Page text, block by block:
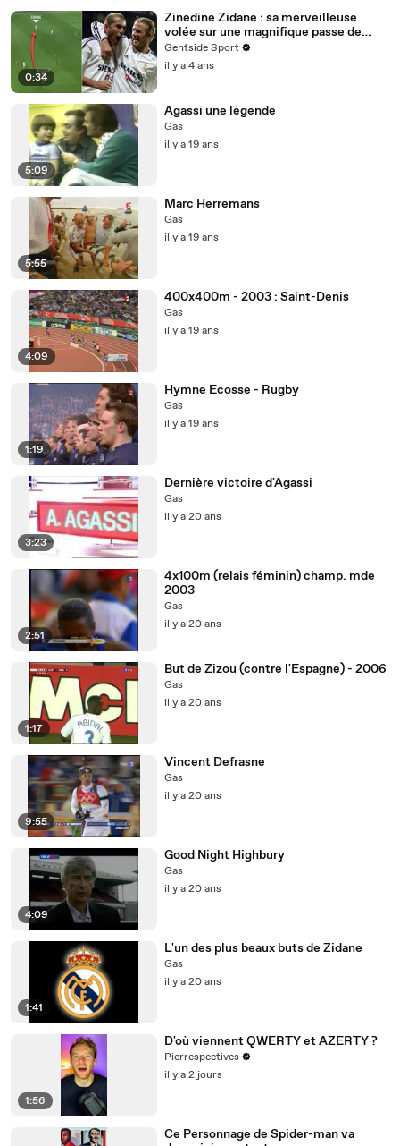
0:34
Zinedine Zidane : sa merveilleuse
volée sur une magnifique passe de
David Beckam
Gentside Sport
il y a 4 ans
5:09
Agassi une légende
Gas
il y a 19 ans
5:55
Marc Herremans
Gas
il y a 19 ans
4:09
400x400m - 2003 : Saint-Denis
Gas
il y a 19 ans
1:19
Hymne Ecosse - Rugby
Gas
il y a 19 ans
3:23
Dernière victoire d'Agassi
Gas
il y a 20 ans
2:51
4x100m (relais féminin) champ. mde
2003
Gas
il y a 20 ans
1:17
But de Zizou (contre l'Espagne) - 2006
Gas
il y a 20 ans
9:55
Vincent Defrasne
Gas
il y a 20 ans
4:09
Good Night Highbury
Gas
il y a 20 ans
1:41
L'un des plus beaux buts de Zidane
Gas
il y a 20 ans
1:56
D'où viennent QWERTY et AZERTY ?
Pierrespectives
il y a 2 jours
Ce Personnage de Spider-man va